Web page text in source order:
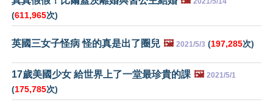
(611,965次)
英國三女子怪病 怪的真是出了圈兒 🖼️ 2021/5/3 (197,285次)
17歲美國少女 給世界上了一堂最珍貴的課 🖼️ 2021/5/1
(175,785次)